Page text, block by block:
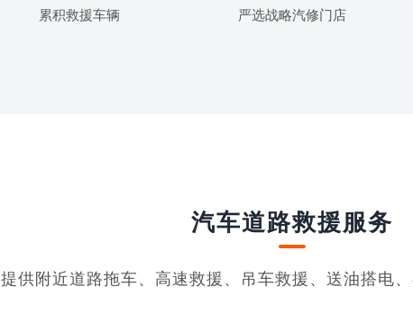
累积救援车辆 严选战略汽修门店
汽车道路救援服务
提供附近道路拖车、高速救援、吊车救援、送油搭电